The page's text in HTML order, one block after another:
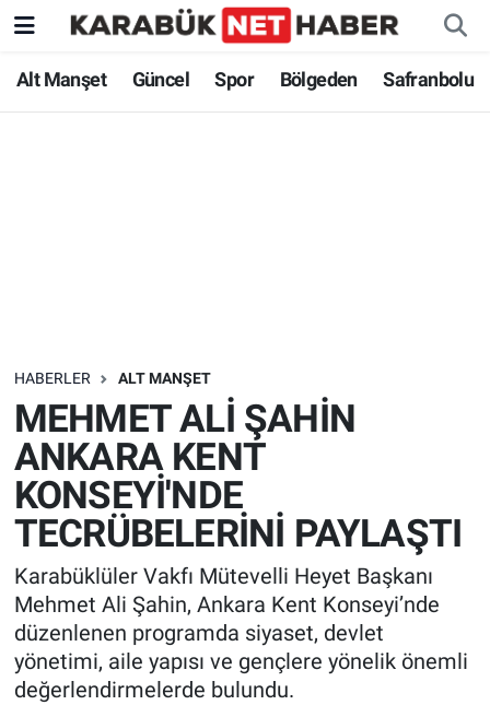
Alt Manşet Güncel Spor Bölgeden Safranbolu
HABERLER ALT MANŞET
MEHMET ALİ ŞAHİN
ANKARA KENT
KONSEYİ'NDE
TECRÜBELERİNİ PAYLAŞTI
Karabüklüler Vakfı Mütevelli Heyet Başkanı
Mehmet Ali Şahin, Ankara Kent Konseyi’nde
düzenlenen programda siyaset, devlet
yönetimi, aile yapısı ve gençlere yönelik önemli
değerlendirmelerde bulundu.